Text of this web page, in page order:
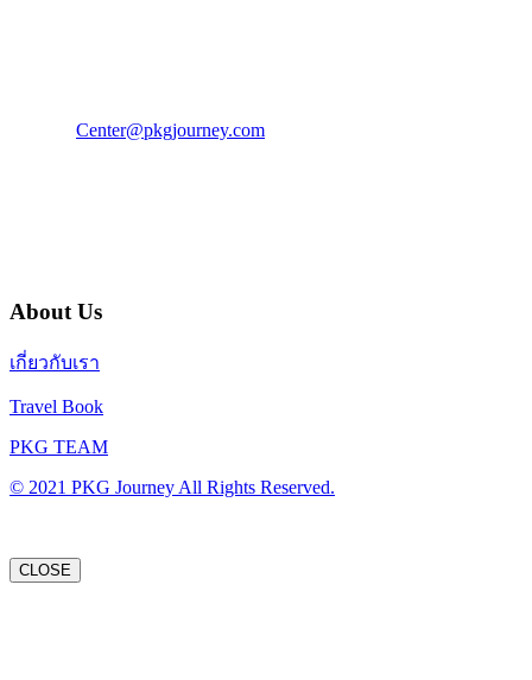
Center@pkgjourney.com
About Us
เกี่ยวกับเรา
Travel Book
PKG TEAM
© 2021 PKG Journey All Rights Reserved.
CLOSE